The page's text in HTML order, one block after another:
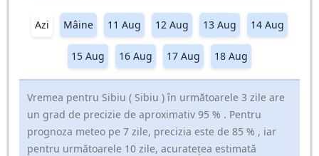
Azi Mâine 11 Aug 12 Aug 13 Aug 14 Aug
15 Aug 16 Aug 17 Aug 18 Aug
Vremea pentru Sibiu ( Sibiu ) în următoarele 3 zile are
un grad de precizie de aproximativ 95 % . Pentru
prognoza meteo pe 7 zile, precizia este de 85 % , iar
pentru următoarele 10 zile, acuratețea estimată